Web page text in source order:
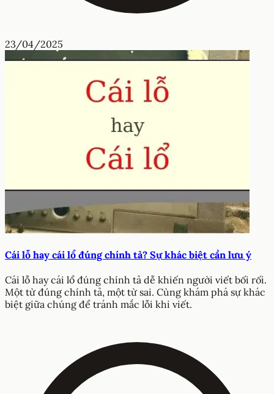
23/04/2025
Cái lỗ hay cái lổ đúng chính tả? Sự khác biệt cần lưu ý
Cái lỗ hay cái lổ đúng chính tả dễ khiến người viết bối rối.
Một từ đúng chính tả, một từ sai. Cùng khám phá sự khác
biệt giữa chúng để tránh mắc lỗi khi viết.